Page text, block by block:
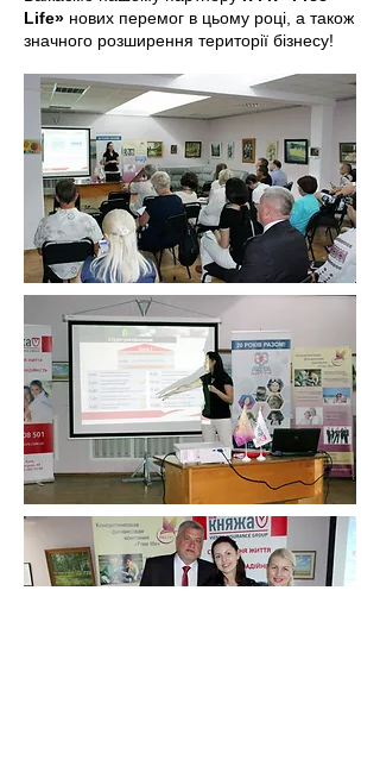
Life» нових перемог в цьому році, а також
значного розширення території бізнесу!